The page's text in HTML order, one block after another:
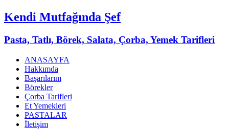
Kendi Mutfağında Şef
Pasta, Tatlı, Börek, Salata, Çorba, Yemek Tarifleri
ANASAYFA
Hakkımda
Başarılarım
Börekler
Çorba Tarifleri
Et Yemekleri
PASTALAR
İletişim